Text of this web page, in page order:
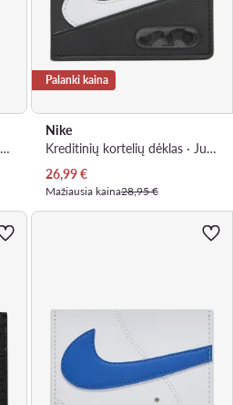
Kreditinių kortelių dėklas · Tamsiai mėlyna
Palanki kaina
Nike
Kreditinių kortelių dėklas · Juoda
Dabartinė kaina
26,99€
Mažiausia kaina28,95 €